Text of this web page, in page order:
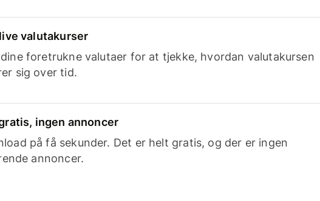
valutakurser
dine foretrukne valutaer for at tjekke, hvordan valutakursen
sig over tid.
ingen annoncer
på få sekunder. Det er helt gratis, og der er ingen
annoncer.